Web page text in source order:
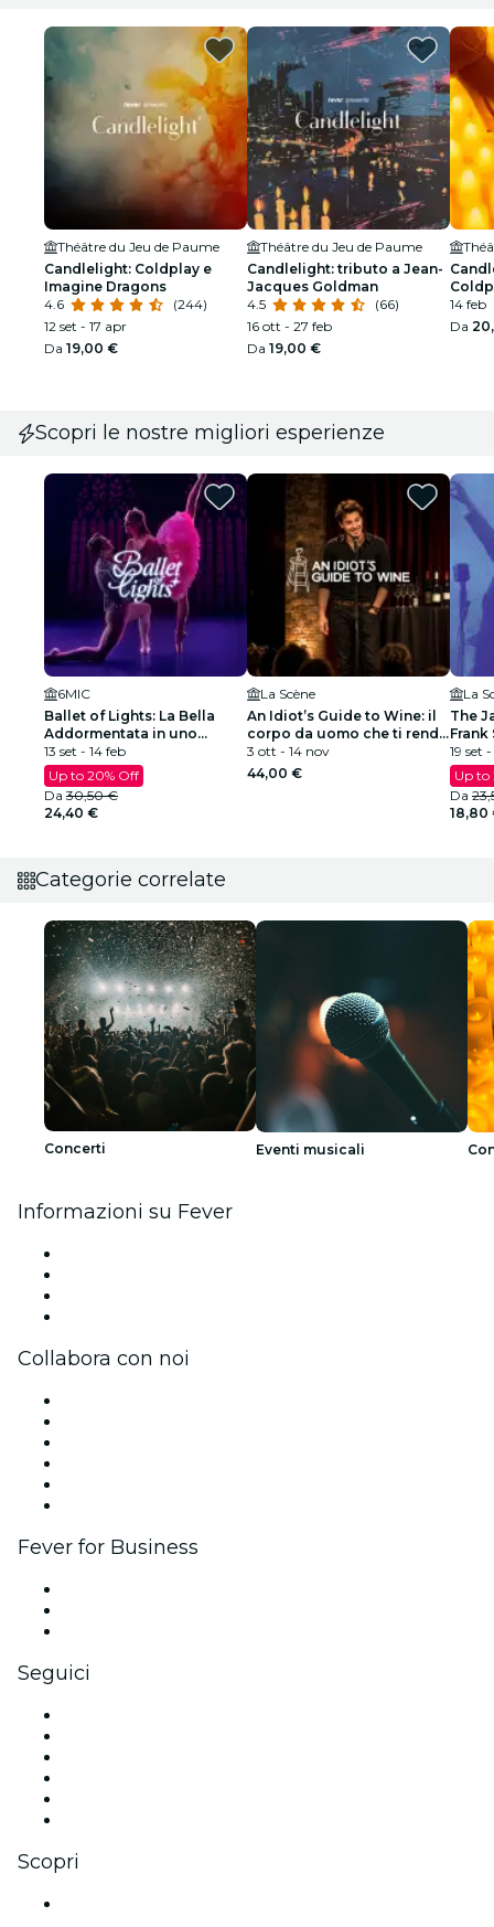
Théâtre du Jeu de Paume
Candlelight: Coldplay e
Imagine Dragons
4.6
(244)
12 set - 17 apr
Da 19,00 €
Théâtre du Jeu de Paume
Candlelight: tributo a Jean-
Jacques Goldman
4.5
(66)
16 ott - 27 feb
Da 19,00 €
14 feb
Da
Scopri le nostre migliori esperienze
6MIC
Ballet of Lights: La Bella
Addormentata in uno
spettacolo scintillante
13 set - 14 feb
Up to 20% Off
Da 30,50 €
24,40 €
La Scène
An Idiot’s Guide to Wine: il
corpo da uomo che ti rende
interessante a una festa
3 ott - 14 nov
44,00 €
La
The
Frank
19 set
Up to
Da
18,80
Categorie correlate
Concerti Eventi musicali
Informazioni su Fever
Collabora con noi
Fever for Business
Seguici
Scopri